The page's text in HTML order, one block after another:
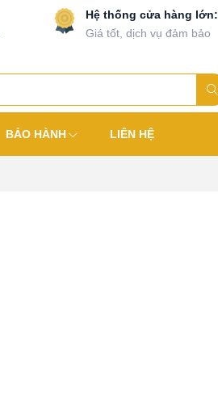
Hệ thống cửa hàng lớn:
Giá tốt, dịch vụ đảm bảo
BẢO HÀNH LIÊN HỆ